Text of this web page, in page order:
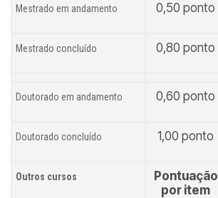
Mestrado em andamento 0,50 ponto
Mestrado concluído 0,80 ponto
Doutorado em andamento 0,60 ponto
Doutorado concluído 1,00 ponto
Outros cursos
Pontuação
por item